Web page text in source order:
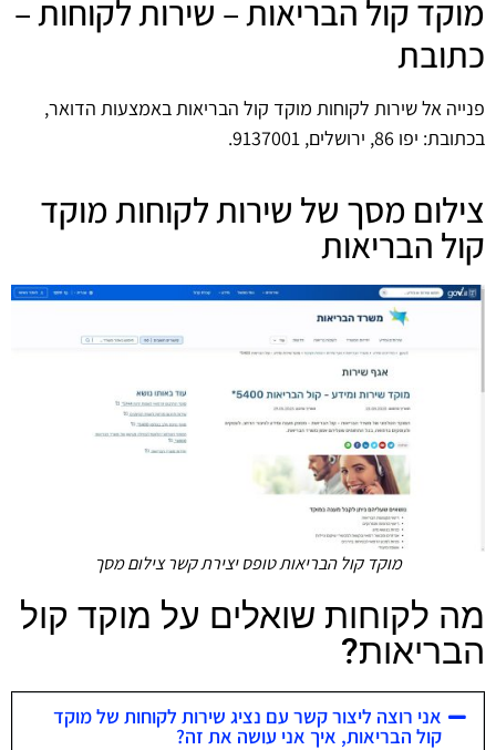
מוקד קול הבריאות – שירות לקוחות –
כתובת
פנייה אל שירות לקוחות מוקד קול הבריאות באמצעות הדואר,
בכתובת: יפו 86, ירושלים, 9137001.
צילום מסך של שירות לקוחות מוקד
קול הבריאות
מוקד קול הבריאות טופס יצירת קשר צילום מסך
מה לקוחות שואלים על מוקד קול
הבריאות?
אני רוצה ליצור קשר עם נציג שירות לקוחות של מוקד
קול הבריאות, איך אני עושה את זה?